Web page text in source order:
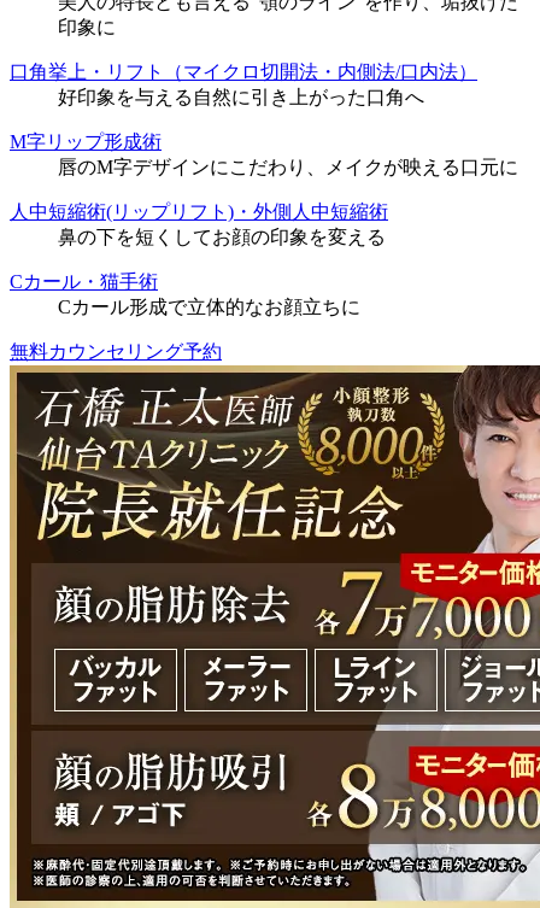
印象に
口角挙上・リフト（マイクロ切開法・内側法/口内法）
好印象を与える自然に引き上がった口角へ
M字リップ形成術
唇のM字デザインにこだわり、メイクが映える口元に
人中短縮術(リップリフト)・外側人中短縮術
鼻の下を短くしてお顔の印象を変える
Cカール・猫手術
Cカール形成で立体的なお顔立ちに
無料カウンセリング予約